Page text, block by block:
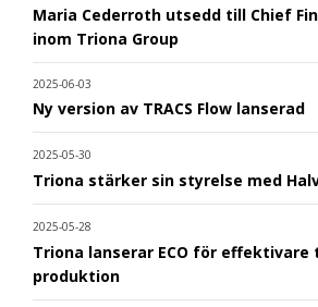
Maria Cederroth utsedd till Chief
inom Triona Group
2025-06-03
Ny version av TRACS Flow lanserad
2025-05-30
Triona stärker sin styrelse med
2025-05-28
Triona lanserar ECO för
produktion